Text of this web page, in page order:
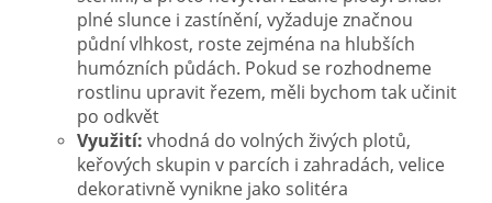
plné slunce i zastínění, vyžaduje značnou
půdní vlhkost, roste zejména na hlubších
humózních půdách. Pokud se rozhodneme
rostlinu upravit řezem, měli bychom tak učinit
po odkvět
Využití: vhodná do volných živých plotů,
keřových skupin v parcích i zahradách, velice
dekorativně vynikne jako solitéra